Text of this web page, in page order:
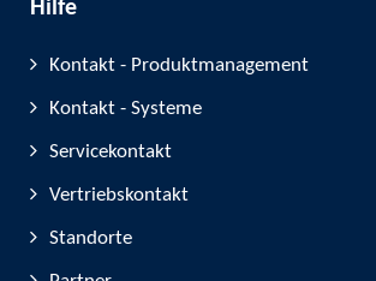
Hilfe
Kontakt - Produktmanagement
Kontakt - Systeme
Servicekontakt
Vertriebskontakt
Standorte